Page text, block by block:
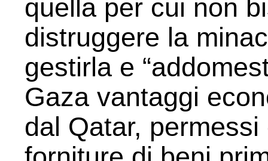
quella per cui non
distruggere la
gestirla e
Gaza vantaggi
dal Qatar,